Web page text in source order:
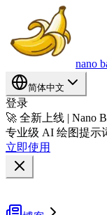
nano
简体中文
登录
🚀 全新上线 | Nano
专业级 AI 绘图提示
立即使用